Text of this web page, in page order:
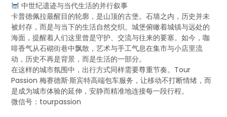
中世纪遗迹与当代生活的并行叙事
卡普德佩拉最醒目的轮廓，是山顶的古堡。石墙之内，历史并未
被封存，而是与当下的生活自然交织。城堡俯瞰着城镇与远处的
海面，提醒着人们这里曾是守护、交流与往来的要塞。如今，咖
啡香气从石砌街巷中飘散，艺术与手工气息在集市与小店里流
动，历史不再是背景，而是生活的一部分。
在这样的城市氛围中，出行方式同样需要尊重节奏。Tour
Passion 梅赛德斯·斯宾特高端包车服务，让移动不打断情绪，而
是成为城市体验的延伸，安静而精准地连接每一段行程。
微信号：tourpassion